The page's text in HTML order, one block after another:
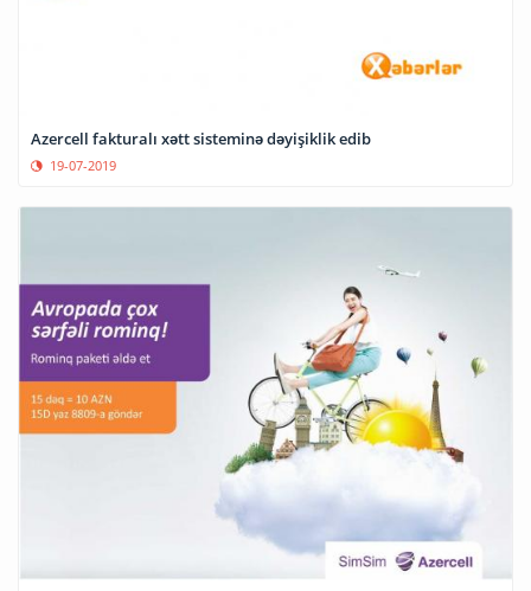
Azercell fakturalı xətt sisteminə dəyişiklik edib
19-07-2019